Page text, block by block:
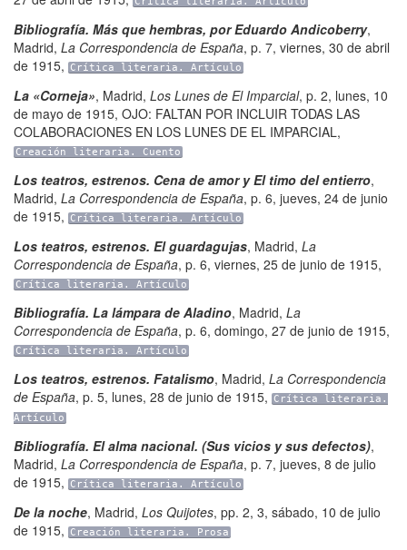
Bibliografía. Más que hembras, por Eduardo Andicoberry,
Madrid, La Correspondencia de España, p. 7, viernes, 30 de abril
de 1915, Crítica literaria. Artículo
La «Corneja», Madrid, Los Lunes de El Imparcial, p. 2, lunes, 10
de mayo de 1915, OJO: FALTAN POR INCLUIR TODAS LAS
COLABORACIONES EN LOS LUNES DE EL IMPARCIAL,
Creación literaria. Cuento
Los teatros, estrenos. Cena de amor y El timo del entierro,
Madrid, La Correspondencia de España, p. 6, jueves, 24 de junio
de 1915, Crítica literaria. Artículo
Los teatros, estrenos. El guardagujas, Madrid, La
Correspondencia de España, p. 6, viernes, 25 de junio de 1915,
Crítica literaria. Artículo
Bibliografía. La lámpara de Aladino, Madrid, La
Correspondencia de España, p. 6, domingo, 27 de junio de 1915,
Crítica literaria. Artículo
Los teatros, estrenos. Fatalismo, Madrid, La Correspondencia
de España, p. 5, lunes, 28 de junio de 1915,
Crítica literaria.
Artículo
Bibliografía. El alma nacional. (Sus vicios y sus defectos),
Madrid, La Correspondencia de España, p. 7, jueves, 8 de julio
de 1915, Crítica literaria. Artículo
De la noche, Madrid, Los Quijotes, pp. 2, 3, sábado, 10 de julio
de 1915, Creación literaria. Prosa